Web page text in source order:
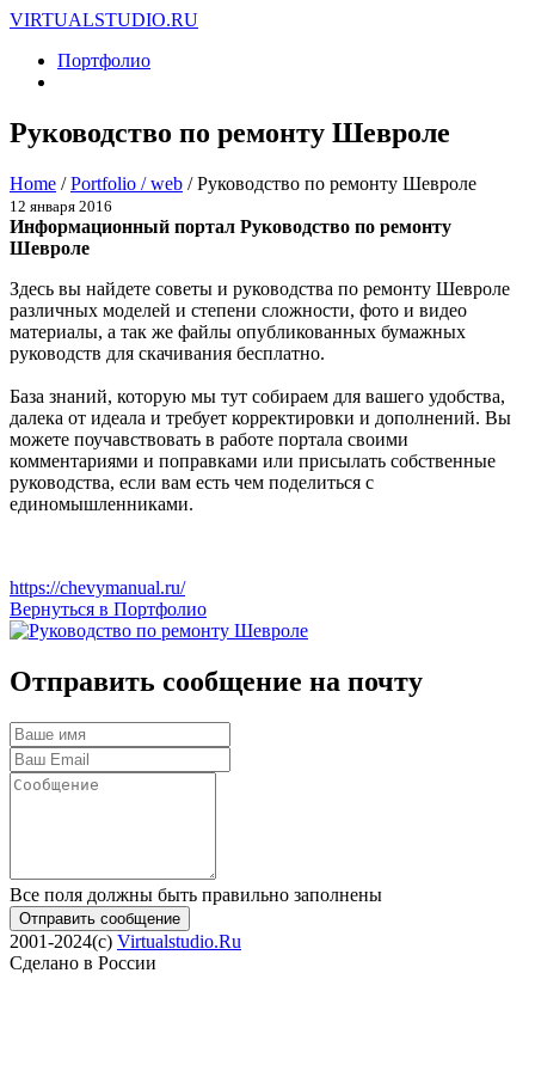
VIRTUALSTUDIO.RU
Портфолио
Руководство по ремонту Шевроле
Home /Portfolio / web /Руководство по ремонту Шевроле
12 января 2016
Информационный портал Руководство по ремонту
Шевроле
Здесь вы найдете советы и руководства по ремонту Шевроле
различных моделей и степени сложности, фото и видео
материалы, а так же файлы опубликованных бумажных
руководств для скачивания бесплатно.
База знаний, которую мы тут собираем для вашего удобства,
далека от идеала и требует корректировки и дополнений. Вы
можете поучавствовать в работе портала своими
комментариями и поправками или присылать собственные
руководства, если вам есть чем поделиться с
единомышленниками.
https://chevymanual.ru/
Вернуться в Портфолио
Отправить сообщение на почту
Все поля должны быть правильно заполнены
Отправить сообщение
2001-2024(c) Virtualstudio.Ru
Сделано в России